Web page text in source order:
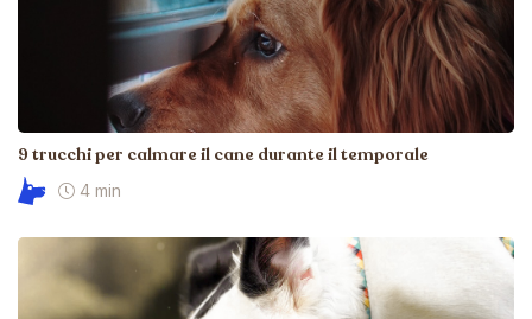
9 trucchi per calmare il cane durante il temporale
4 min